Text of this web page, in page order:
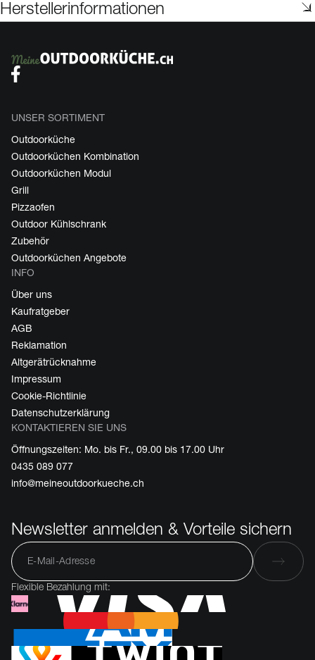
Herstellerinformationen
UNSER SORTIMENT
Outdoorküche
Outdoorküchen Kombination
Outdoorküchen Modul
Grill
Pizzaofen
Outdoor Kühlschrank
Zubehör
Outdoorküchen Angebote
INFO
Über uns
Kaufratgeber
AGB
Reklamation
Altgerätrücknahme
Impressum
Cookie-Richtlinie
Datenschutzerklärung
KONTAKTIEREN SIE UNS
Öffnungszeiten: Mo. bis Fr., 09.00 bis 17.00 Uhr
0435 089 077
info@meineoutdoorkueche.ch
Newsletter anmelden & Vorteile sichern
Flexible Bezahlung mit: